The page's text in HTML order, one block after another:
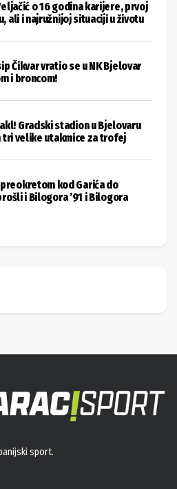
o 16 godina karijere, prvoj
ali i najružnijoj situaciji u životu
Čikvar vratio se u NK Bjelovar
i broncom!
Gradski stadion u Bjelovaru
tri velike utakmice za trofej
kod Garića do
i Bilogora ’91 i Bilogora
sport.